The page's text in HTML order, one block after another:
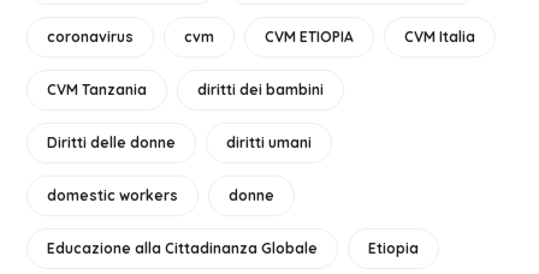
coronavirus cvm CVM ETIOPIA CVM Italia
CVM Tanzania diritti dei bambini
Diritti delle donne diritti umani
domestic workers donne
Educazione alla Cittadinanza Globale Etiopia